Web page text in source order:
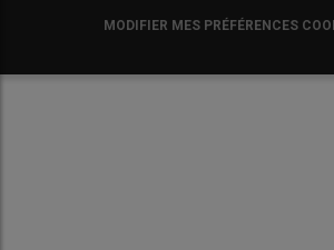
MODIFIER MES PRÉFÉRENCES